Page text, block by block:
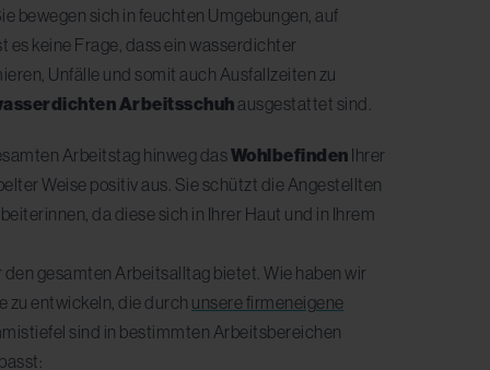
bewegen sich in feuchten Umgebungen, auf
keine Frage, dass ein wasserdichter
Unfälle und somit auch Ausfallzeiten zu
Arbeitsschuhausgestattet sind.
Arbeitstag hinweg dasWohlbefinden Ihrer
Weise positiv aus. Sie schützt die Angestellten
da diese sich in Ihrer Haut und in Ihrem
gesamten Arbeitsalltag bietet. Wie haben wir
zu entwickeln, die durch unsere firmeneigene
sind in bestimmten Arbeitsbereichen